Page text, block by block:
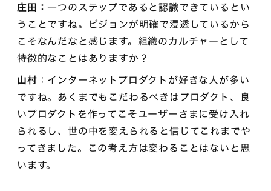
庄田： 一つのステップであると認識できているとい
うことですね。ビジョンが明確で浸透しているから
こそなんだなと感じます。組織のカルチャーとして
特徴的なことはありますか？
山村 ：インターネットプロダクトが好きな人が多い
ですね。あくまでもこだわるべきはプロダクト、良
いプロダクトを作ってこそユーザーさまに受け入れ
られるし、世の中を変えられると信じてこれまでや
ってきました。この考え方は変わることはないと思
います。